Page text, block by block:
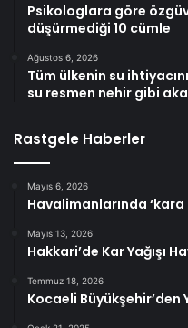
Psikologlara göre
düşürmediği 10 cümle
Ağustos 6, 2026
Tüm ülkenin su
su resmen nehir gibi
Rastgele Haberler
Mayıs 6, 2026
Havalimanlarında
Mayıs 13, 2026
Hakkari’de Kar Yağışı
Temmuz 18, 2026
Kocaeli Büyükşehir’den